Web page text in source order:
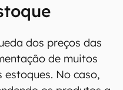
dos preços das
de muitos
No caso,